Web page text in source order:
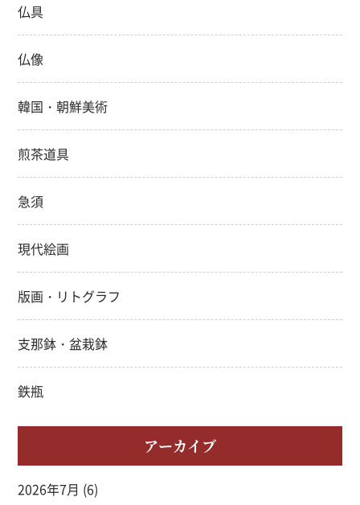
仏具
仏像
韓国・朝鮮美術
煎茶道具
急須
現代絵画
版画・リトグラフ
支那鉢・盆栽鉢
鉄瓶
アーカイブ
2026年7月 (6)